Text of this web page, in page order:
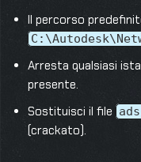
Il percorso
Arresta qualsiasi
presente.
Sostituisci il file
(crackato).